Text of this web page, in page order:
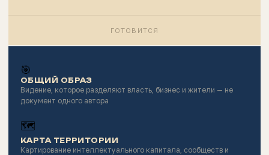
ГОТОВИТСЯ
🎯
ОБЩИЙ ОБРАЗ
Видение, которое разделяют власть, бизнес и жители — не
документ одного автора
🗺
КАРТА ТЕРРИТОРИИ
Картирование интеллектуального капитала, сообществ и